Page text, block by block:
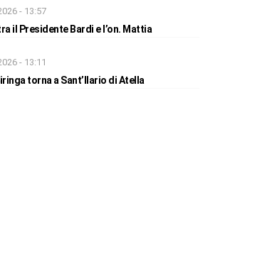
- 13:57
il Presidente Bardi e l’on. Mattia
- 13:11
torna a Sant’Ilario di Atella